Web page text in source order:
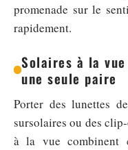
promenade sur le
rapidement.
Solaires à la
une seule paire
Porter des lunettes
sursolaires ou des
à la vue combinent